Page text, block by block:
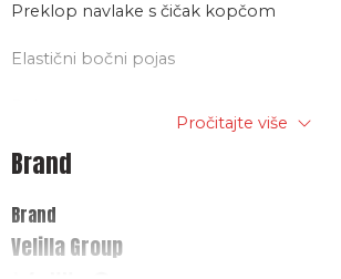
Preklop navlake s čičak kopčom
Elastični bočni pojas
Prednji i stražnji jaram
2 džepa ispod prsa s poklopcima i čičkom
Pročitajte više
Brand
Brand
Velilla Group